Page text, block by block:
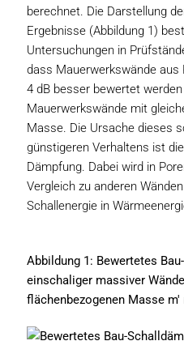
berechnet. Die Darstellung
Ergebnisse (Abbildung 1)
Untersuchungen in
dass Mauerwerkswände aus
4 dB besser bewertet
Mauerwerkswände mit
Masse. Die Ursache dieses
günstigeren Verhaltens ist
Dämpfung. Dabei wird in
Vergleich zu anderen
Schallenergie in
Abbildung 1: Bewertetes
einschaliger massiver
flächenbezogenen Masse m'